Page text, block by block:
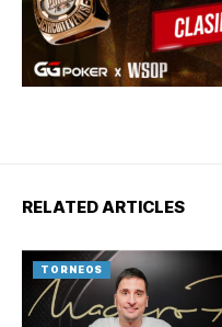
RELATED ARTICLES
TORNEOS